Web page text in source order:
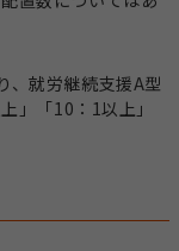
、就労継続支援A型
」「10：1以上」